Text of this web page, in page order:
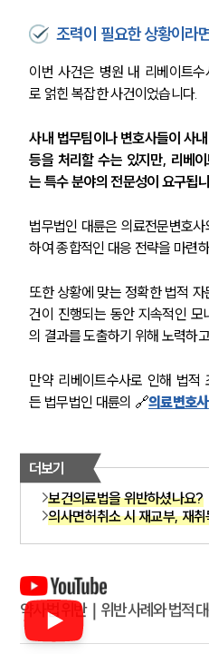
구성
의료전문
소식
공지
법률
법
세
대륜법률
조력이 필요한 상황이라
이번 사건은 병원 내 리베이트
로 얽힌 복잡한 사건이었습니다.
사내 법무팀이나 변호사들이 사
등을 처리할 수는 있지만, 리베
는 특수 분야의 전문성이 요구됩
법무법인 대륜은 의료전문변호
하여 종합적인 대응 전략을 마련
또한 상황에 맞는 정확한 법적
건이 진행되는 동안 지속적인 모
의 결과를 도출하기 위해 노력하
만약 리베이트수사로 인해 법적
든 법무법인 대륜의 🔗의료변호사
더보기
보건의료법을 위반하셨나요?
의사면허취소 시 재교부, 재
약사법 위반｜위반 사례와 법적
제 사례